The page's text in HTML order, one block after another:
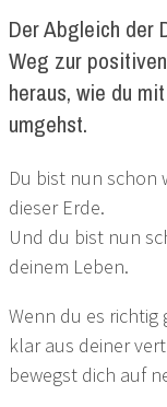
Der Abgleich der
Weg zur
heraus, wie du
umgehst.
Du bist nun schon
dieser Erde.
Und du bist nun
deinem Leben.
Wenn du es
klar aus deiner
bewegst dich auf